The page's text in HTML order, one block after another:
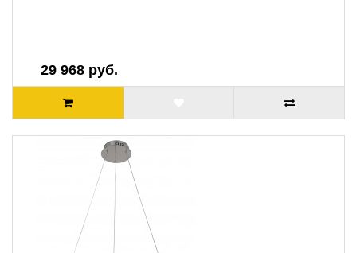
29 968 руб.